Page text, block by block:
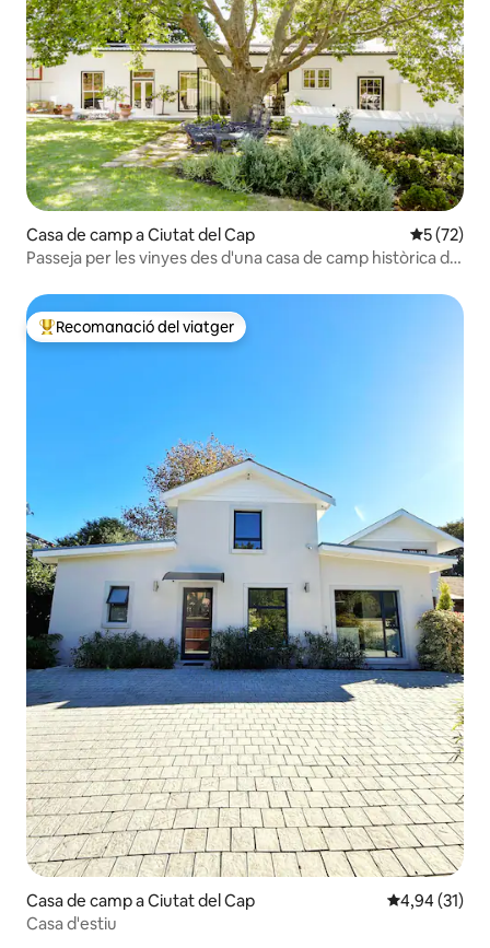
Casa de camp a Ciutat del Cap 5 de
5 (72)
Passeja per les vinyes des d'una casa de camp històrica de
Principals recomanacions dels viatgers
Recomanació del viatger
Casa de camp a Ciutat del Cap 4,94 de
4,94 (31)
Casa d'estiu